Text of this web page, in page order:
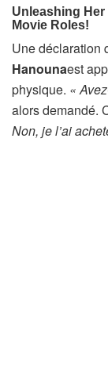
Une déclaration
Hanounaest
physique. «
alors demandé.
Non, je l’ai